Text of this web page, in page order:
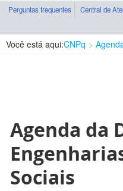
Perguntas frequentes Central de
Você está aqui:CNPq
Agenda da
Sociais